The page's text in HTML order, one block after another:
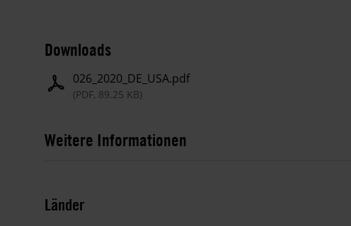
Downloads
026_2020_DE_USA.pdf
(PDF, 89.25 KB)
Weitere Informationen
Länder